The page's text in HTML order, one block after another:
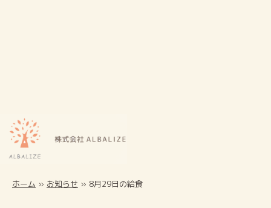
ホーム » お知らせ » 8月29日の給食